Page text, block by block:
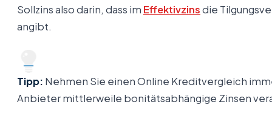
Sollzins also darin, dass im Effektivzinsdie
angibt.
Tipp: Nehmen Sie einen Online Kreditvergleich
Anbieter mittlerweile bonitätsabhängige Zinsen